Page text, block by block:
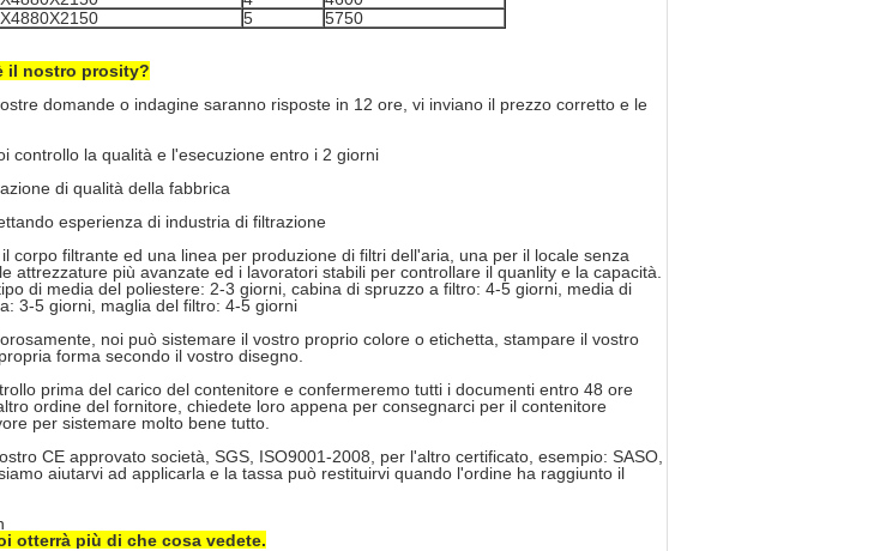
5
5750
il nostro prosity?
domande o indagine saranno risposte in 12 ore, vi inviano il prezzo corretto e le
controllo la qualità e l'esecuzione entro i 2 giorni
di qualità della fabbrica
esperienza di industria di filtrazione
corpo filtrante ed una linea per produzione di filtri dell'aria, una per il locale senza
attrezzature più avanzate ed i lavoratori stabili per controllare il quanlity e la capacità.
di media del poliestere: 2-3 giorni, cabina di spruzzo a filtro: 4-5 giorni, media di
3-5 giorni, maglia del filtro: 4-5 giorni
noi può sistemare il vostro proprio colore o etichetta, stampare il vostro
forma secondo il vostro disegno.
prima del carico del contenitore e confermeremo tutti i documenti entro 48 ore
ordine del fornitore, chiedete loro appena per consegnarci per il contenitore
per sistemare molto bene tutto.
CE approvato società, SGS, ISO9001-2008, per l'altro certificato, esempio: SASO,
aiutarvi ad applicarla e la tassa può restituirvi quando l'ordine ha raggiunto il
otterrà più di che cosa vedete.